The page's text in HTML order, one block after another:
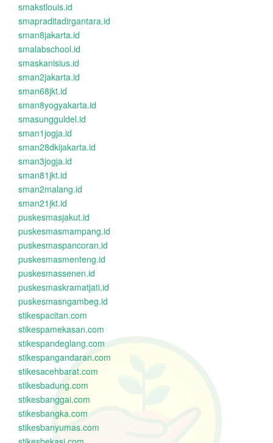
smakstlouis.id
smapraditadirgantara.id
sman8jakarta.id
smalabschool.id
smaskanisius.id
sman2jakarta.id
sman68jkt.id
sman8yogyakarta.id
smasungguldel.id
sman1jogja.id
sman28dkijakarta.id
sman3jogja.id
sman81jkt.id
sman2malang.id
sman21jkt.id
puskesmasjakut.id
puskesmasmampang.id
puskesmaspancoran.id
puskesmasmenteng.id
puskesmassenen.id
puskesmaskramatjati.id
puskesmasngambeg.id
stikespacitan.com
stikespamekasan.com
stikespandeglang.com
stikespangandaran.com
stikesacehbarat.com
stikesbadung.com
stikesbanggai.com
stikesbangka.com
stikesbanyumas.com